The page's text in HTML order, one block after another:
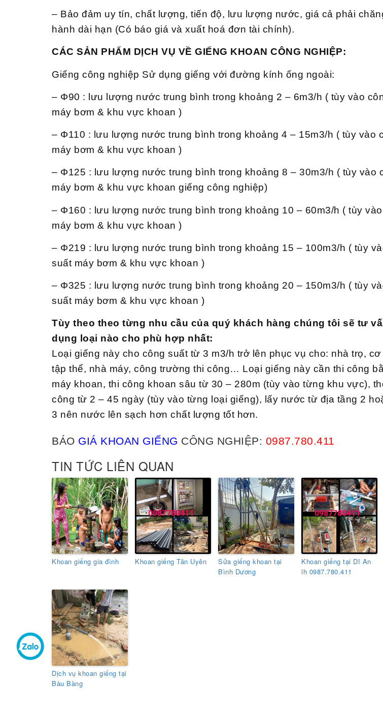
– Bảo đảm uy tín, chất lượng, tiến độ, lưu lượng nước, giá cả phải
hành dài hạn (Có báo giá và xuất hoá đơn tài chính).
CÁC SẢN PHẨM DỊCH VỤ VỀ GIẾNG KHOAN CÔNG NGHIỆP:
Giếng công nghiệp Sử dụng giếng với đường kính ống ngoài:
– Φ90 : lưu lượng nước trung bình trong khoảng 2 – 6m3/h ( tùy vào
máy bơm & khu vực khoan )
– Φ110 : lưu lượng nước trung bình trong khoảng 4 – 15m3/h ( tùy vào
máy bơm & khu vực khoan )
– Φ125 : lưu lượng nước trung bình trong khoảng 8 – 30m3/h ( tùy vào
máy bơm & khu vực khoan giếng công nghiệp)
– Φ160 : lưu lượng nước trung bình trong khoảng 10 – 60m3/h ( tùy
máy bơm & khu vực khoan )
– Φ219 : lưu lượng nước trung bình trong khoảng 15 – 100m3/h ( tùy
suất máy bơm & khu vực khoan )
– Φ325 : lưu lượng nước trung bình trong khoảng 20 – 150m3/h ( tùy
suất máy bơm & khu vực khoan )
Tùy theo theo từng nhu cầu của quý khách hàng chúng tôi sẽ tư
dụng loại nào cho phù hợp nhất:
Loại giếng này cho công suất từ 3 m3/h trở lên phục vụ cho: nhà trọ, cơ
tập thể, nhà máy, công trường thi công… Loại giếng này cần thi công
máy khoan, thi công khoan sâu từ 30 – 280m (tùy vào từng khu vực),
công từ 2 – 45 ngày (tùy vào từng loại giếng), lấy nước từ địa tầng 2
3 nên nước lên sạch hơn chất lượng tốt hơn.
BÁO GIÁ KHOAN GIẾNG CÔNG NGHIỆP: 0987.780.411
TIN TỨC LIÊN QUAN
Khoan giếng gia đình Khoan giếng Tân Uyên
Sửa giếng khoan tại
Bình Dương
Khoan giếng tại Dĩ An
lh 0987.780.411
Dịch vụ khoan giếng tại
Bàu Bàng